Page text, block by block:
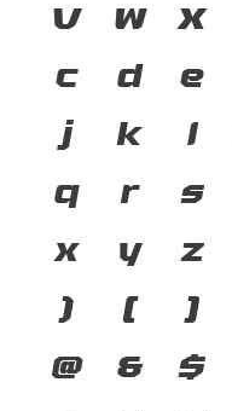
V W X
c d e
j k l
q r s
x y z
) [ ]
@ & $